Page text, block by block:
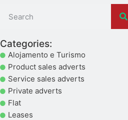
Categories:
Alojamento e Turismo
Product sales adverts
Service sales adverts
Private adverts
Flat
Leases